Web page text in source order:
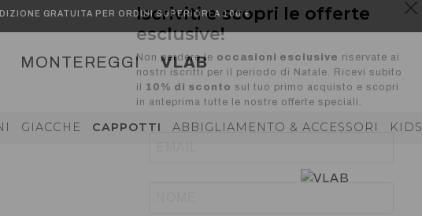
GRATUITA PER ORDINI SUPERIORI A 100 €
MONTEREGGI VLAB
GIACCHE CAPPOTTI ABBIGLIAMENTO & ACCESSORI KIDS
Iscriviti e scopri le offerte
esclusive!
Non perdere le occasioni esclusiveriservate ai
nostri iscritti per il periodo di Natale. Ricevi subito
in anteprima tutte le nostre offerte speciali.